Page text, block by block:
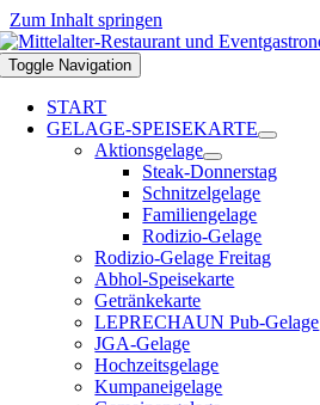
Zum Inhalt springen
Toggle Navigation
START
GELAGE-SPEISEKARTE
Aktionsgelage
Steak-Donnerstag
Schnitzelgelage
Familiengelage
Rodizio-Gelage
Rodizio-Gelage Freitag
Abhol-Speisekarte
Getränkekarte
LEPRECHAUN Pub-Gelage
JGA-Gelage
Hochzeitsgelage
Kumpaneigelage